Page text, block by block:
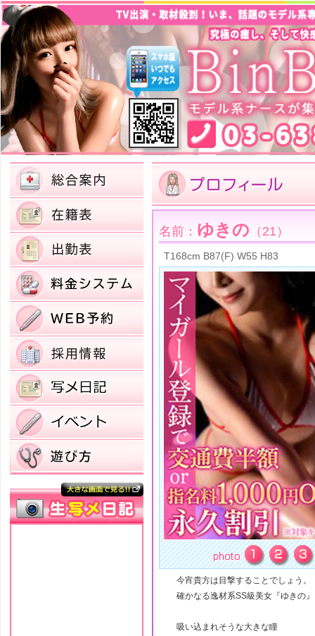
名前： ゆきの （21）
T168cm B87(F) W55 H83
今宵貴方は目撃することでしょう。
確かなる逸材系SS級美女『ゆきの
吸い込まれそうな大きな瞳